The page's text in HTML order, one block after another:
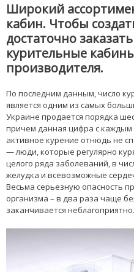
Широкий
кабин. Чтобы
достаточно
курительные
производителя.
По последним данным, число
является одним из самых
Украине продается порядка
причем данная цифра с каждым
активное курение отнюдь не
— люди, которые регулярно
целого ряда заболеваний, в
желудка и всевозможные
Весьма серьезную опасность
организма – в два раза чаще
заканчивается неблагоприятно.